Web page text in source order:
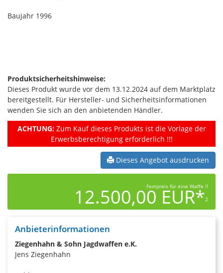
Baujahr 1996
Produktsicherheitshinweise:
Dieses Produkt wurde vor dem 13.12.2024 auf dem Marktplatz
bereitgestellt. Für Hersteller- und Sicherheitsinformationen
wenden Sie sich an den anbietenden Händler.
ACHTUNG:Zum Kauf dieses Produkts ist die Vorlage der
Erwerbsberechtigung erforderlich !!!
Dieses Angebot ausdrucken
Festpreis für eine Waffe !!
12.500,00 EUR*2
Anbieterinformationen
Ziegenhahn & Sohn Jagdwaffen e.K.
Jens Ziegenhahn